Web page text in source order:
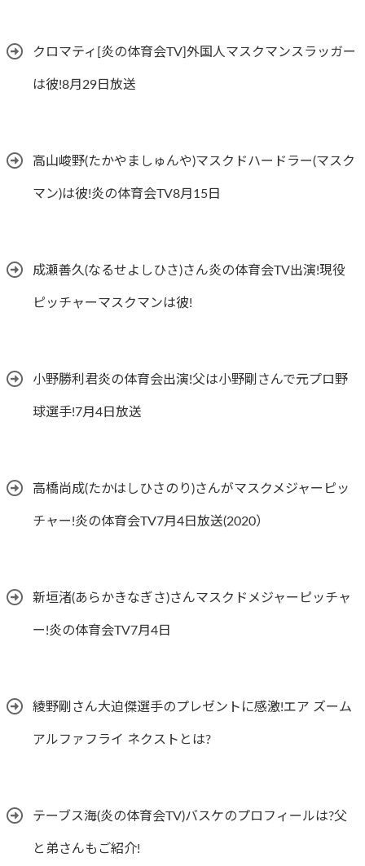
クロマティ[炎の体育会TV]外国人マスクマンスラッガー
は彼!8月29日放送
高山峻野(たかやましゅんや)マスクドハードラー(マスク
マン)は彼!炎の体育会TV8月15日
成瀬善久(なるせよしひさ)さん炎の体育会TV出演!現役
ピッチャーマスクマンは彼!
小野勝利君炎の体育会出演!父は小野剛さんで元プロ野
球選手!7月4日放送
高橋尚成(たかはしひさのり)さんがマスクメジャーピッ
チャー!炎の体育会TV7月4日放送(2020）
新垣渚(あらかきなぎさ)さんマスクドメジャーピッチャ
ー!炎の体育会TV7月4日
綾野剛さん大迫傑選手のプレゼントに感激!エア ズーム
アルファフライ ネクストとは?
テーブス海(炎の体育会TV)バスケのプロフィールは?父
と弟さんもご紹介!